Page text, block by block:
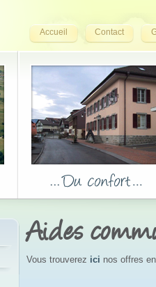
Accueil Contact
Aides
Vous trouverez ici nos offres